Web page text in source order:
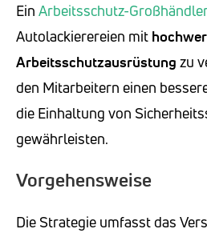
Ein Arbeitsschutz-
Autolackierereien mit
Arbeitsschutzausrüstung zu
den Mitarbeitern einen
die Einhaltung von
gewährleisten.
Vorgehensweise
Die Strategie umfasst das